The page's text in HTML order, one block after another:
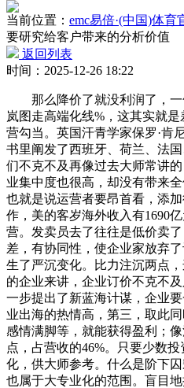
当前位置： emc易倍·(中国)体育
要研究给客户带来的分析价值
返回列表
时间：2025-12-26 18:22
那么降价了就没利润了，一
岚图走高端化线%，这其实就
营勾当。英国汗青学家保罗·肯
书里阐发了西班牙、荷兰、法
们不克不及再像过去大师常讲
业集中度也很高，却没有带来
也就是说运营者要昂首看，添
作，美的客岁海外收入有1690
营。发卖员去了往往是低价卖
差，有协同性，使企业家放弃
生了严沉变化。比力注沉两点
的企业来讲，企业订价不克不
一步提出了新蓝海计谋，企业
业出海的热情高，第三，取此
感情满脚等，就能获得盈利；
点，占营收的46%。只要少数
化，供大师参考。什么是阶下
也属于大专业化的范围。盲目